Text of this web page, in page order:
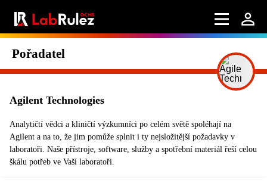
Pořadatel
Agilent Technologies
Analytičtí vědci a kliničtí výzkumníci po celém světě spoléhají na
Agilent a na to, že jim pomůže splnit i ty nejsložitější požadavky v
laboratoři. Naše přístroje, software, služby a spotřební materiál řeší celou
škálu potřeb ve Vaší laboratoři.